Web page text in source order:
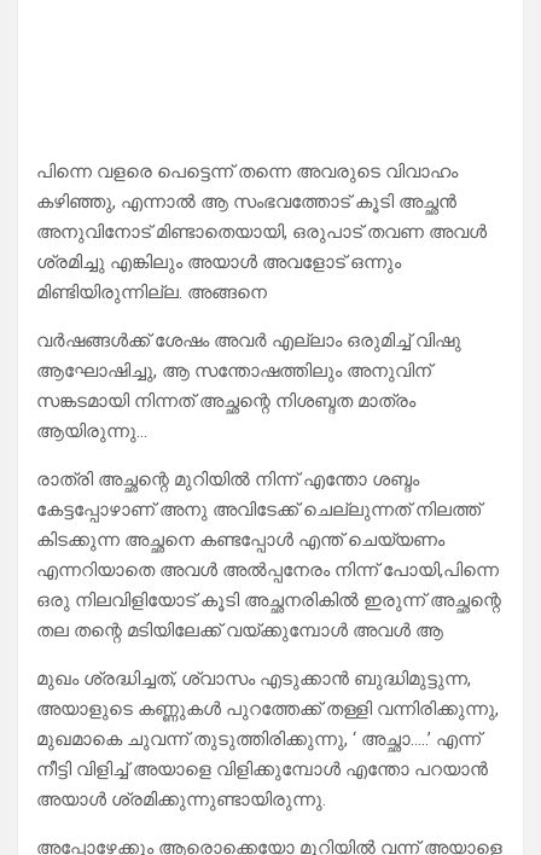
പിന്നെ വളരെ പെട്ടെന്ന് തന്നെ അവരുടെ വിവാഹം
കഴിഞ്ഞു, എന്നാൽ ആ സംഭവത്തോട് കൂടി അച്ഛൻ
അനുവിനോട് മിണ്ടാതെയായി, ഒരുപാട് തവണ അവൾ
ശ്രമിച്ചു എങ്കിലും അയാൾ അവളോട് ഒന്നും
മിണ്ടിയിരുന്നില്ല. അങ്ങനെ
വർഷങ്ങൾക്ക് ശേഷം അവർ എല്ലാം ഒരുമിച്ച് വിഷു
ആഘോഷിച്ചു, ആ സന്തോഷത്തിലും അനുവിന്
സങ്കടമായി നിന്നത് അച്ഛന്റെ നിശബ്ദത മാത്രം
ആയിരുന്നു…
രാത്രി അച്ഛന്റെ മുറിയിൽ നിന്ന് എന്തോ ശബ്ദം
കേട്ടപ്പോഴാണ് അനു അവിടേക്ക് ചെല്ലുന്നത് നിലത്ത്
കിടക്കുന്ന അച്ഛനെ കണ്ടപ്പോൾ എന്ത് ചെയ്യണം
എന്നറിയാതെ അവൾ അൽപ്പനേരം നിന്ന് പോയി,പിന്നെ
ഒരു നിലവിളിയോട് കൂടി അച്ഛനരികിൽ ഇരുന്ന് അച്ഛന്റെ
തല തന്റെ മടിയിലേക്ക് വയ്ക്കുമ്പോൾ അവൾ ആ
മുഖം ശ്രദ്ധിച്ചത്, ശ്വാസം എടുക്കാൻ ബുദ്ധിമുട്ടുന്ന,
അയാളുടെ കണ്ണുകൾ പുറത്തേക്ക് തള്ളി വന്നിരിക്കുന്നു,
മുഖമാകെ ചുവന്ന് തുടുത്തിരിക്കുന്നു, ‘ അച്ഛാ…..’ എന്ന്
നീട്ടി വിളിച്ച് അയാളെ വിളിക്കുമ്പോൾ എന്തോ പറയാൻ
അയാൾ ശ്രമിക്കുന്നുണ്ടായിരുന്നു.
അപ്പോഴേക്കും ആരൊക്കെയോ മുറിയിൽ വന്ന് അയാളെ